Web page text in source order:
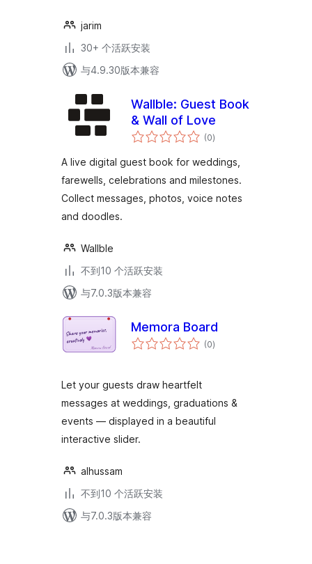
jarim
30+ 个活跃安装
与4.9.30版本兼容
Wallble: Guest Book
& Wall of Love
(0总
评)
A live digital guest book for weddings,
farewells, celebrations and milestones.
Collect messages, photos, voice notes
and doodles.
Wallble
不到10 个活跃安装
与7.0.3版本兼容
Memora Board
(0总
评)
Let your guests draw heartfelt
messages at weddings, graduations &
events — displayed in a beautiful
interactive slider.
alhussam
不到10 个活跃安装
与7.0.3版本兼容